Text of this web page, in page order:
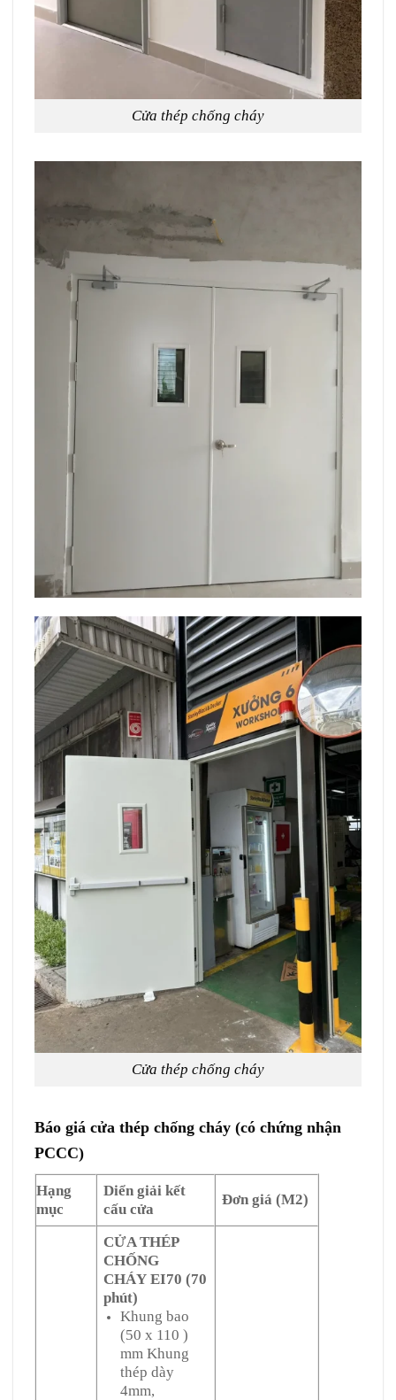
Cửa thép chống cháy
Cửa thép chống cháy
Báo giá cửa thép chống cháy (có chứng nhận
PCCC)
Hạng
mục
Diển giải kết
cấu cửa
Đơn giá (M2)
CỬA THÉP
CHỐNG
CHÁY EI70 (70
phút)
Khung bao
(50 x 110 )
mm Khung
thép dày
4mm,